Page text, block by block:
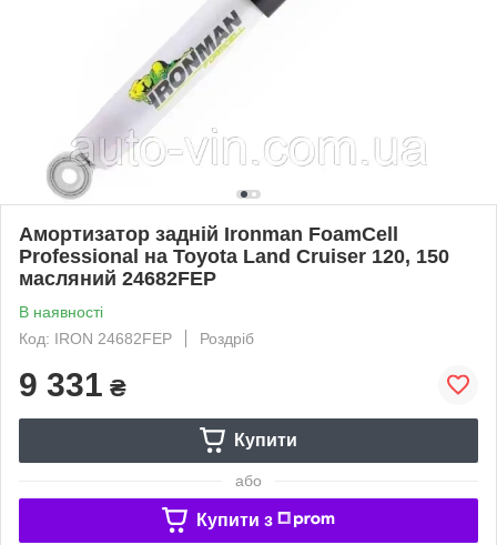
Амортизатор задній Ironman FoamCell
Professional на Toyota Land Cruiser 120, 150
масляний 24682FEP
В наявності
Код: IRON 24682FEP
Роздріб
9 331 ₴
Купити
або
Купити з